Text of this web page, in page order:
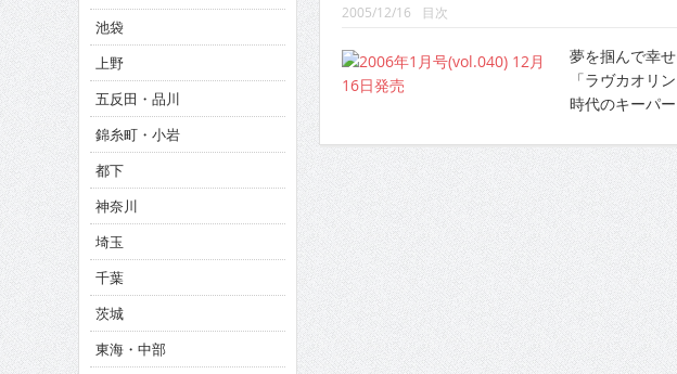
CINEMA×STYLE 288号
CINEMA×STYLE 287号
CINEMA×STYLE 286号
CINEMA×STYLE 285号
CINEMA×STYLE 294号
CINEMA×STYLE 293号
2005/12/16 目次
夢を掴んで幸
「ラヴカオリ
時代のキーパ
池袋
上野
五反田・品川
錦糸町・小岩
都下
神奈川
埼玉
千葉
茨城
東海・中部